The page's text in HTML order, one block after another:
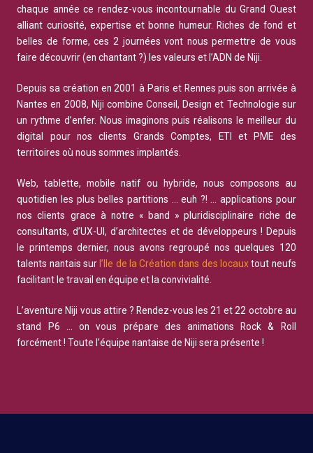
chaque année ce rendez-vous incontournable du Grand Ouest
alliant curiosité, expertise et bonne humeur. Riches de fond et
belles de forme, ces 2 journées vont nous permettre de vous
faire découvrir (en chantant ?) les valeurs et l’ADN de Niji.
Depuis sa création en 2001 à Paris et Rennes puis son arrivée à
Nantes en 2008, Niji combine Conseil, Design et Technologie sur
un rythme d’enfer. Nous imaginons puis réalisons le meilleur du
digital pour nos clients Grands Comptes, ETI et PME des
territoires où nous sommes implantés.
Web, tablette, mobile natif ou hybride, nous composons au
quotidien les plus belles partitions … euh ?! … applications pour
nos clients grace à notre « band » pluridisciplinaire riche de
consultants, d’UX-UI, d’architectes et de développeurs ! Depuis
le printemps dernier, nous avons regroupé nos quelques 120
talents nantais sur l’Ile de la Création dans des locaux tout neufs
facilitant le travail en équipe et la convivialité.
L’aventure Niji vous attire ? Rendez-vous les 21 et 22 octobre au
stand P6 … on vous prépare des animations Rock & Roll
forcément ! Toute l’équipe nantaise de Niji sera présente !